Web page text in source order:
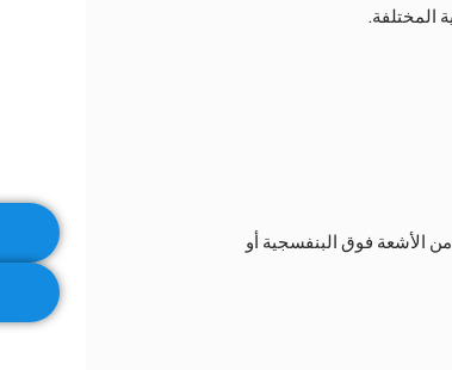
المختلفة.
الأشعة فوق البنفسجية أو